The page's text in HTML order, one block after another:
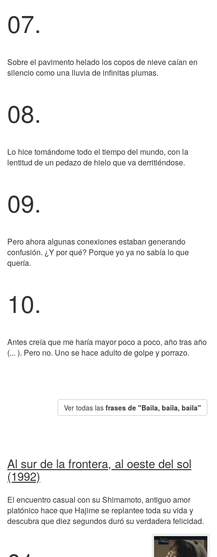
07.
Sobre el pavimento helado los copos de nieve caían en
silencio como una lluvia de infinitas plumas.
08.
Lo hice tomándome todo el tiempo del mundo, con la
lentitud de un pedazo de hielo que va derritiéndose.
09.
Pero ahora algunas conexiones estaban generando
confusión. ¿Y por qué? Porque yo ya no sabía lo que
quería.
10.
Antes creía que me haría mayor poco a poco, año tras año
(... ). Pero no. Uno se hace adulto de golpe y porrazo.
Ver todas las frases de "Baila, baila, baila"
Al sur de la frontera, al oeste del sol
(1992)
El encuentro casual con su Shimamoto, antiguo amor
platónico hace que Hajime se replantee toda su vida y
descubra que diez segundos duró su verdadera felicidad.